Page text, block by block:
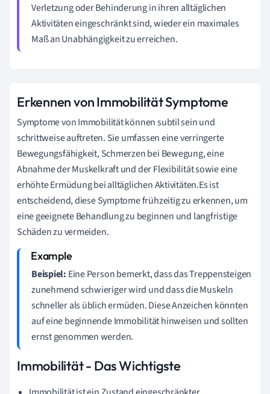
Verletzung oder Behinderung in ihren alltäglichen
Aktivitäten eingeschränkt sind, wieder ein maximales
Maß an Unabhängigkeit zu erreichen.
Erkennen von Immobilität Symptome
Symptome von Immobilität können subtil sein und
schrittweise auftreten. Sie umfassen eine verringerte
Bewegungsfähigkeit, Schmerzen bei Bewegung, eine
Abnahme der Muskelkraft und der Flexibilität sowie eine
erhöhte Ermüdung bei alltäglichen Aktivitäten.Es ist
entscheidend, diese Symptome frühzeitig zu erkennen, um
eine geeignete Behandlung zu beginnen und langfristige
Schäden zu vermeiden.
Beispiel: Eine Person bemerkt, dass das Treppensteigen
zunehmend schwieriger wird und dass die Muskeln
schneller als üblich ermüden. Diese Anzeichen könnten
auf eine beginnende Immobilität hinweisen und sollten
ernst genommen werden.
Immobilität - Das Wichtigste